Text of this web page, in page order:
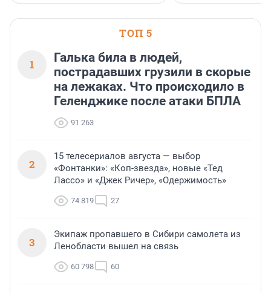
ТОП 5
1
Галька била в людей,
пострадавших грузили в скорые
на лежаках. Что происходило в
Геленджике после атаки БПЛА
91 263
2
15 телесериалов августа — выбор
«Фонтанки»: «Коп-звезда», новые «Тед
Лассо» и «Джек Ричер», «Одержимость»
74 819 27
3
Экипаж пропавшего в Сибири самолета из
Ленобласти вышел на связь
60 798 60